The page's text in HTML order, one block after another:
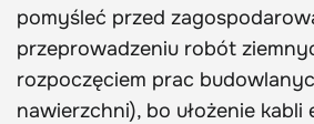
pomyśleć przed
przeprowadzeniu robót
rozpoczęciem prac
nawierzchni), bo ułożenie